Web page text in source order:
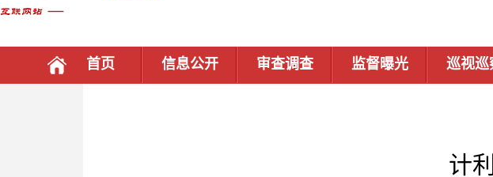
首页 信息公开 审查调查 监督曝光 巡视巡
计